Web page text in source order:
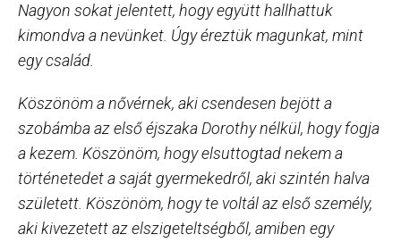
Nagyon sokat jelentett, hogy együtt hallhattuk
kimondva a nevünket. Úgy éreztük magunkat, mint
egy család.
Köszönöm a nővérnek, aki csendesen bejött a
szobámba az első éjszaka Dorothy nélkül, hogy fogja
a kezem. Köszönöm, hogy elsuttogtad nekem a
történetedet a saját gyermekedről, aki szintén halva
született. Köszönöm, hogy te voltál az első személy,
aki kivezetett az elszigeteltségből, amiben egy